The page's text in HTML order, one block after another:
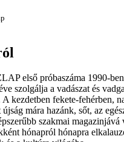
első próbaszáma 1990-
szolgálja a vadászat és
kezdetben fekete-fehérben,
mára hazánk, sőt, az
szakmai
hónapról hónapra